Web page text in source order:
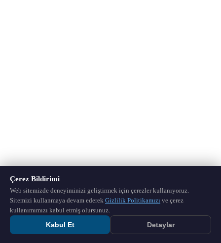
Çerez Bildirimi
Web sitemizde deneyiminizi geliştirmek için çerezler kullanıyoruz.
Sitemizi kullanmaya devam ederek Gizlilik Politikamızı ve çerez
kullanımımızı kabul etmiş olursunuz.
Kabul Et Detaylar